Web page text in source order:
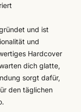
und ist
und
Hardcover
dich glatte,
sorgt dafür,
den täglichen